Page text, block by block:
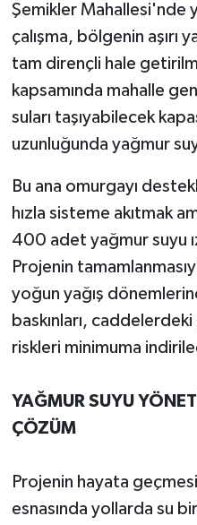
Şemikler Mahallesi'nde
çalışma, bölgenin aşırı
tam dirençli hale
kapsamında mahalle
suları taşıyabilecek
uzunluğunda yağmur
Bu ana omurgayı
hızla sisteme akıtmak
400 adet yağmur suyu
Projenin
yoğun yağış
baskınları,
riskleri minimuma
YAĞMUR SUYU
ÇÖZÜM
Projenin hayata
esnasında yollarda su